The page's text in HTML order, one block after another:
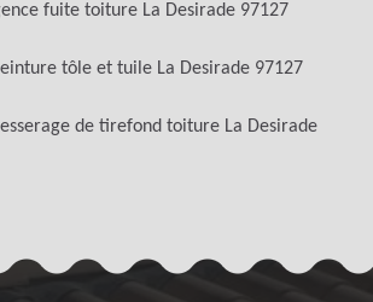
fuite toiture La Desirade 97127
tôle et tuile La Desirade 97127
de tirefond toiture La Desirade